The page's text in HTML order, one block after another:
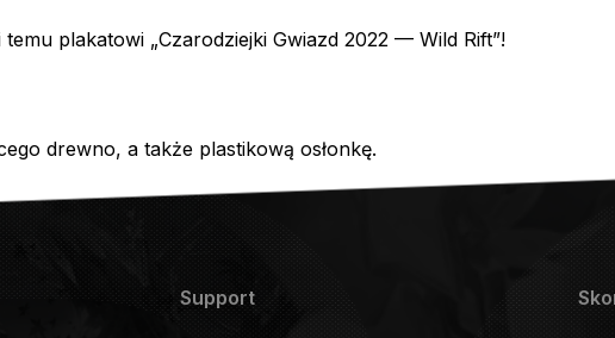
plakatowi „Czarodziejki Gwiazd 2022 — Wild Rift”!
drewno, a także plastikową osłonkę.
Support